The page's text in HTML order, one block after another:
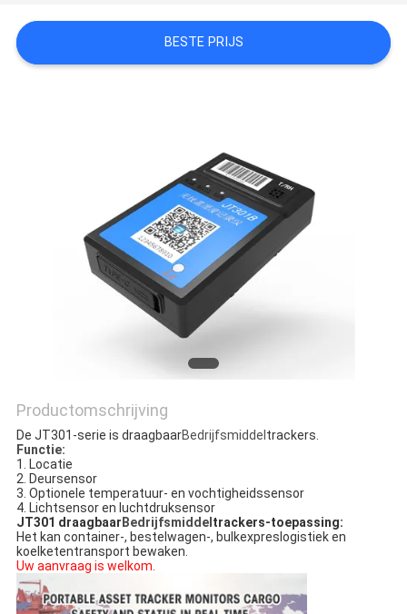
POLICY
BESTE PRIJS
Productomschrijving
De JT301-serie is draagbaarBedrijfsmiddel trackers.
Functie:
1. Locatie
2. Deursensor
3. Optionele temperatuur- en vochtigheidssensor
4. Lichtsensor en luchtdruksensor
JT301 draagbaar Bedrijfsmiddel trackers-toepassing:
Het kan container-, bestelwagen-, bulkexpreslogistiek en
koelketentransport bewaken.
Uw aanvraag is welkom.